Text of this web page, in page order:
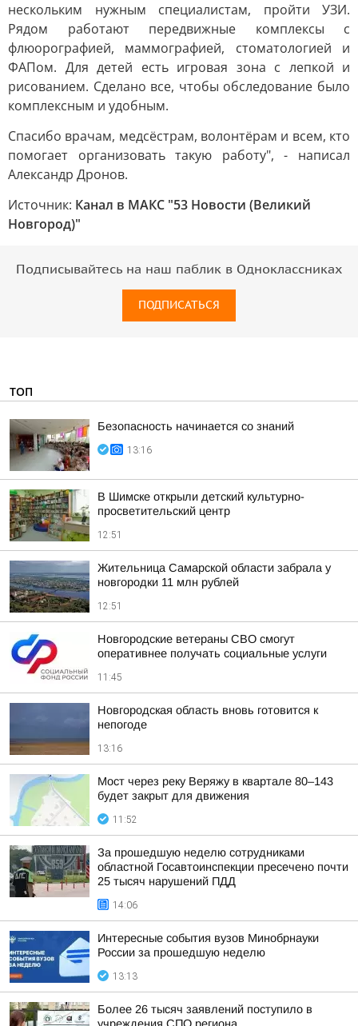
нескольким нужным специалистам, пройти УЗИ.
Рядом работают передвижные комплексы с
флюорографией, маммографией, стоматологией и
ФАПом. Для детей есть игровая зона с лепкой и
рисованием. Сделано все, чтобы обследование было
комплексным и удобным.
Спасибо врачам, медсёстрам, волонтёрам и всем, кто
помогает организовать такую работу", - написал
Александр Дронов.
Источник: Канал в МАКС "53 Новости (Великий
Новгород)"
Подписывайтесь на наш паблик в Одноклассниках
ПОДПИСАТЬСЯ
ТОП
Безопасность начинается со знаний
13:16
В Шимске открыли детский культурно-
просветительский центр
12:51
Жительница Самарской области забрала у
новгородки 11 млн рублей
12:51
Новгородские ветераны СВО смогут
оперативнее получать социальные услуги
11:45
Новгородская область вновь готовится к
непогоде
13:16
Мост через реку Веряжу в квартале 80–143
будет закрыт для движения
11:52
За прошедшую неделю сотрудниками
областной Госавтоинспекции пресечено почти
25 тысяч нарушений ПДД
14:06
Интересные события вузов Минобрнауки
России за прошедшую неделю
13:13
Более 26 тысяч заявлений поступило в